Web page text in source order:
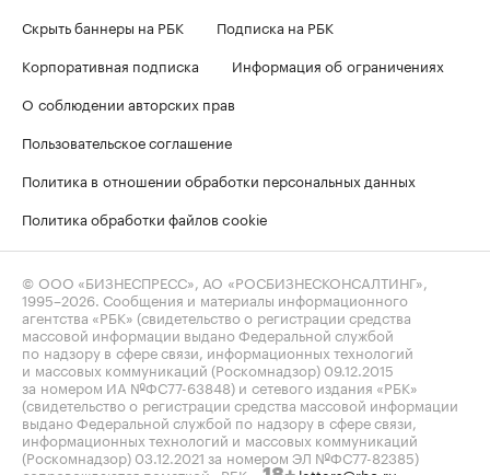
Скрыть баннеры на РБК
Подписка на РБК
Корпоративная подписка
Информация об ограничениях
О соблюдении авторских прав
Пользовательское соглашение
Политика в отношении обработки персональных данных
Политика обработки файлов cookie
© ООО «БИЗНЕСПРЕСС», АО «РОСБИЗНЕСКОНСАЛТИНГ»,
1995–2026 . Сообщения и материалы информационного
агентства «РБК» (свидетельство о регистрации средства
массовой информации выдано Федеральной службой
по надзору в сфере связи, информационных технологий
и массовых коммуникаций (Роскомнадзор) 09.12.2015
за номером ИА №ФС77-63848) и сетевого издания «РБК»
(свидетельство о регистрации средства массовой информации
выдано Федеральной службой по надзору в сфере связи,
информационных технологий и массовых коммуникаций
(Роскомнадзор) 03.12.2021 за номером ЭЛ №ФС77-82385)